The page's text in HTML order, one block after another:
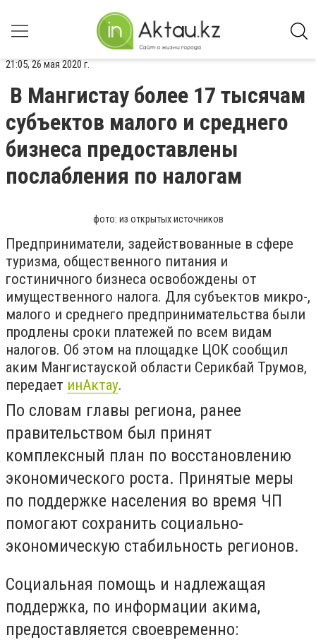
21:05, 26 мая 2020 г.
В Мангистау более 17 тысячам
субъектов малого и среднего
бизнеса предоставлены
послабления по налогам
фото: из открытых источников
Предприниматели, задействованные в сфере
туризма, общественного питания и
гостиничного бизнеса освобождены от
имущественного налога. Для субъектов микро-,
малого и среднего предпринимательства были
продлены сроки платежей по всем видам
налогов. Об этом на площадке ЦОК сообщил
аким Мангистауской области Серикбай Трумов,
передает инАктау.
По словам главы региона, ранее
правительством был принят
комплексный план по восстановлению
экономического роста. Принятые меры
по поддержке населения во время ЧП
помогают сохранить социально-
экономическую стабильность регионов.
Социальная помощь и надлежащая
поддержка, по информации акима,
предоставляется своевременно: